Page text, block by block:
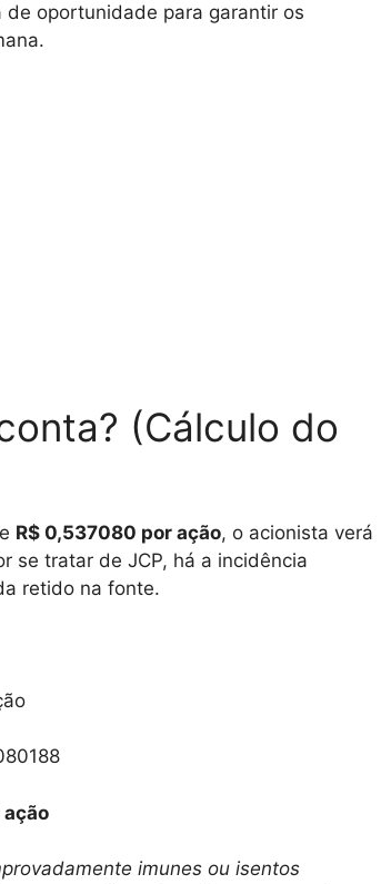
de oportunidade para garantir os
(Cálculo do
R$ 0,537080 por ação, o acionista verá
se tratar de JCP, há a incidência
retido na fonte.
imunes ou isentos